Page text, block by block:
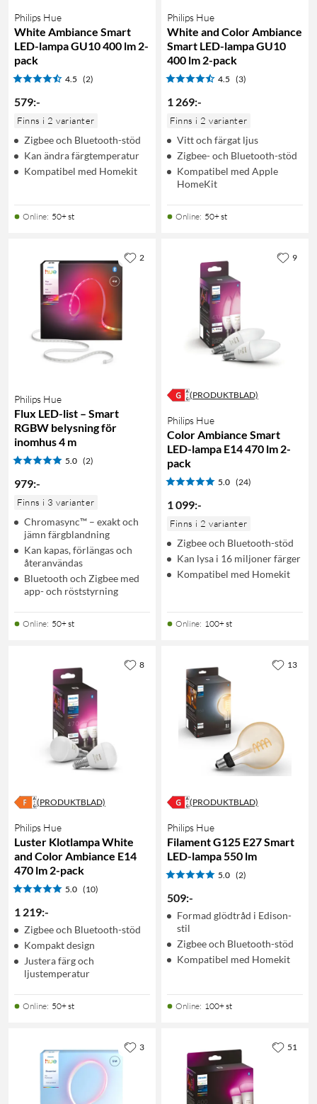
Philips Hue
White Ambiance Smart
LED-lampa GU10 400 lm 2-
pack
4.5 (2)
579:-
Finns i 2 varianter
Zigbee och Bluetooth-stöd
Kan ändra färgtemperatur
Kompatibel med Homekit
Online: 50+ st
Philips Hue
White and Color Ambiance
Smart LED-lampa GU10
400 lm 2-pack
4.5 (3)
1 269:-
Finns i 2 varianter
Vitt och färgat ljus
Zigbee- och Bluetooth-stöd
Kompatibel med Apple
HomeKit
Online: 50+ st
Philips Hue
Flux LED-list – Smart
RGBW belysning för
inomhus 4 m
5.0 (2)
979:-
Finns i 3 varianter
Chromasync™ – exakt och
jämn färgblandning
Kan kapas, förlängas och
återanvändas
Bluetooth och Zigbee med
app- och röststyrning
Online: 50+ st
2
(PRODUKTBLAD)
Philips Hue
Color Ambiance Smart
LED-lampa E14 470 lm 2-
pack
5.0 (24)
1 099:-
Finns i 2 varianter
Zigbee och Bluetooth-stöd
Kan lysa i 16 miljoner färger
Kompatibel med Homekit
Online: 100+ st
9
(PRODUKTBLAD)
Philips Hue
Luster Klotlampa White
and Color Ambiance E14
470 lm 2-pack
5.0 (10)
1 219:-
Zigbee och Bluetooth-stöd
Kompakt design
Justera färg och
ljustemperatur
Online: 50+ st
8
(PRODUKTBLAD)
Philips Hue
Filament G125 E27 Smart
LED-lampa 550 lm
5.0 (2)
509:-
Formad glödtråd i Edison-
stil
Zigbee och Bluetooth-stöd
Kompatibel med Homekit
Online: 100+ st
13
3 51